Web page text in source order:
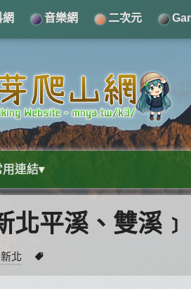
音樂網 二次元
用連結▾
北平溪、雙溪﹞
新北